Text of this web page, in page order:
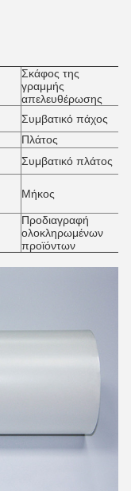
Σκάφος της
γραμμής
απελευθέρωσης
Συμβατικό πάχος
Πλάτος
Συμβατικό πλάτος
Μήκος
Προδιαγραφή
ολοκληρωμένων
προϊόντων